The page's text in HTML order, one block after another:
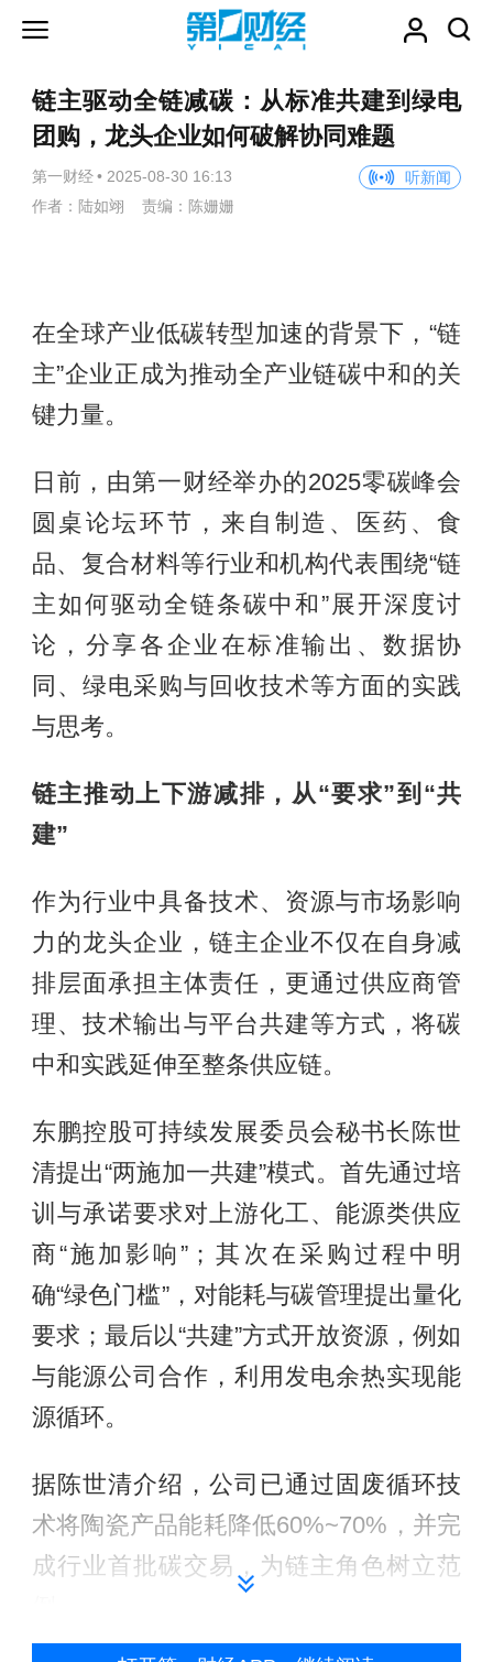
链主驱动全链减碳：从标准共建到绿电
团购，龙头企业如何破解协同难题
第一财经 • 2025-08-30 16:13
听新闻
作者：陆如翊 责编：陈姗姗
在全球产业低碳转型加速的背景下，“链
主”企业正成为推动全产业链碳中和的关
键力量。
日前，由第一财经举办的2025零碳峰会
圆桌论坛环节，来自制造、医药、食
品、复合材料等行业和机构代表围绕“链
主如何驱动全链条碳中和”展开深度讨
论，分享各企业在标准输出、数据协
同、绿电采购与回收技术等方面的实践
与思考。
链主推动上下游减排，从“要求”到“共
建”
作为行业中具备技术、资源与市场影响
力的龙头企业，链主企业不仅在自身减
排层面承担主体责任，更通过供应商管
理、技术输出与平台共建等方式，将碳
中和实践延伸至整条供应链。
东鹏控股可持续发展委员会秘书长陈世
清提出“两施加一共建”模式。首先通过培
训与承诺要求对上游化工、能源类供应
商“施加影响”；其次在采购过程中明
确“绿色门槛”，对能耗与碳管理提出量化
要求；最后以“共建”方式开放资源，例如
与能源公司合作，利用发电余热实现能
源循环。
据陈世清介绍，公司已通过固废循环技
术将陶瓷产品能耗降低60%~70%，并完
成行业首批碳交易，为链主角色树立范